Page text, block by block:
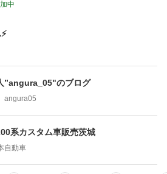
中
”angura_05"のブログ
angura05
系カスタム車販売茨城
自動車